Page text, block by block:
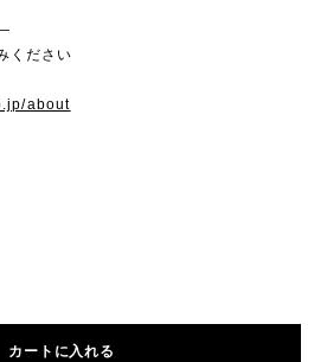
ください
about
カートに入れる